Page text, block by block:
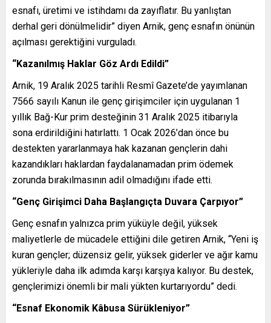
esnafı, üretimi ve istihdamı da zayıflatır. Bu yanlıştan
derhal geri dönülmelidir” diyen Arnik, genç esnafın önünün
açılması gerektiğini vurguladı.
“Kazanılmış Haklar Göz Ardı Edildi”
Arnik, 19 Aralık 2025 tarihli Resmî Gazete’de yayımlanan
7566 sayılı Kanun ile genç girişimciler için uygulanan 1
yıllık Bağ-Kur prim desteğinin 31 Aralık 2025 itibarıyla
sona erdirildiğini hatırlattı. 1 Ocak 2026’dan önce bu
destekten yararlanmaya hak kazanan gençlerin dahi
kazandıkları haklardan faydalanamadan prim ödemek
zorunda bırakılmasının adil olmadığını ifade etti.
“Genç Girişimci Daha Başlangıçta Duvara Çarpıyor”
Genç esnafın yalnızca prim yüküyle değil, yüksek
maliyetlerle de mücadele ettiğini dile getiren Arnik, “Yeni iş
kuran gençler; düzensiz gelir, yüksek giderler ve ağır kamu
yükleriyle daha ilk adımda karşı karşıya kalıyor. Bu destek,
gençlerimizi önemli bir mali yükten kurtarıyordu” dedi.
“Esnaf Ekonomik Kâbusa Sürükleniyor”